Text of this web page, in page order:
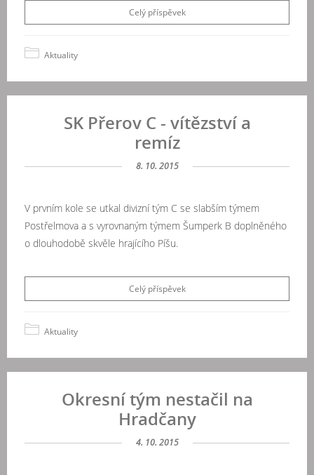
Celý příspěvek
Aktuality
SK Přerov C - vítězství a
remíz
8. 10. 2015
V prvním kole se utkal divizní tým C se slabším týmem
Postřelmova a s vyrovnaným týmem Šumperk B doplněného
o dlouhodobě skvěle hrajícího Píšu.
Celý příspěvek
Aktuality
Okresní tým nestačil na
Hradčany
4. 10. 2015